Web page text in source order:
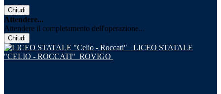
Chiudi
Attendere...
Attendere il completamento dell'operazione...
Chiudi
LICEO STATALE
"CELIO - ROCCATI" ROVIGO